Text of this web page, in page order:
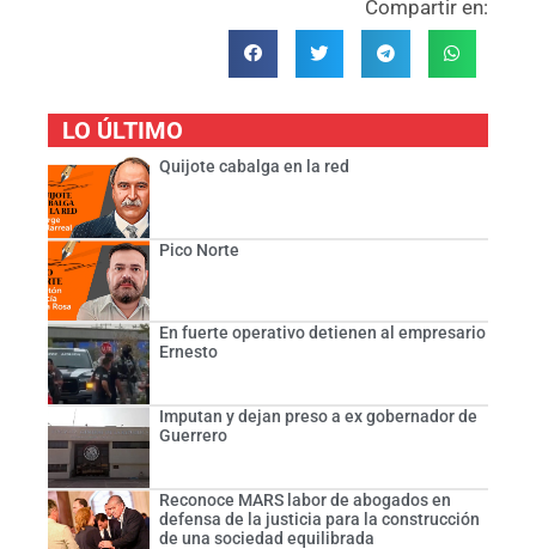
Compartir en:
LO ÚLTIMO
Quijote cabalga en la red
Pico Norte
En fuerte operativo detienen al empresario
Ernesto
Imputan y dejan preso a ex gobernador de
Guerrero
Reconoce MARS labor de abogados en
defensa de la justicia para la construcción
de una sociedad equilibrada